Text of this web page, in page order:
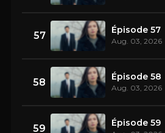
57 Épisode 57
Aug. 03, 2026
58 Épisode 58
Aug. 03, 2026
59 Épisode 59